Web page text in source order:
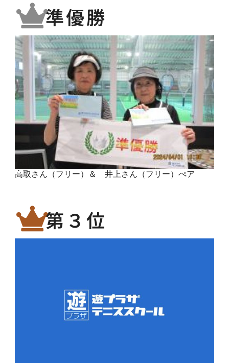
準優勝
高取さん（フリー）＆ 井上さん（フリー）ぺア
第３位